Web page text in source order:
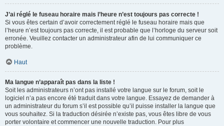
J’ai réglé le fuseau horaire mais l’heure n’est toujours pas correcte !
Si vous êtes certain d’avoir correctement réglé le fuseau horaire mais que
l’heure n’est toujours pas correcte, il est probable que l’horloge du serveur soit
erronée. Veuillez contacter un administrateur afin de lui communiquer ce
problème.
Haut
Ma langue n’apparaît pas dans la liste !
Soit les administrateurs n’ont pas installé votre langue sur le forum, soit le
logiciel n’a pas encore été traduit dans votre langue. Essayez de demander à
un administrateur du forum s’il est possible qu’il puisse installer la langue que
vous souhaitez. Si la traduction désirée n’existe pas, vous êtes libre de vous
porter volontaire et commencer une nouvelle traduction. Pour plus